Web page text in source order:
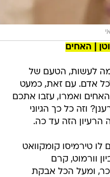
| האחים
מה לעשות, הטעם של
אדם. עם זאת, כמעט
ואמרו, עזבו אתכם
וזה כל כך הגיוני
הזה עד כה.
טירמיסו קומקוואט
וורמוט, קרם
ומעל הכל אבקת